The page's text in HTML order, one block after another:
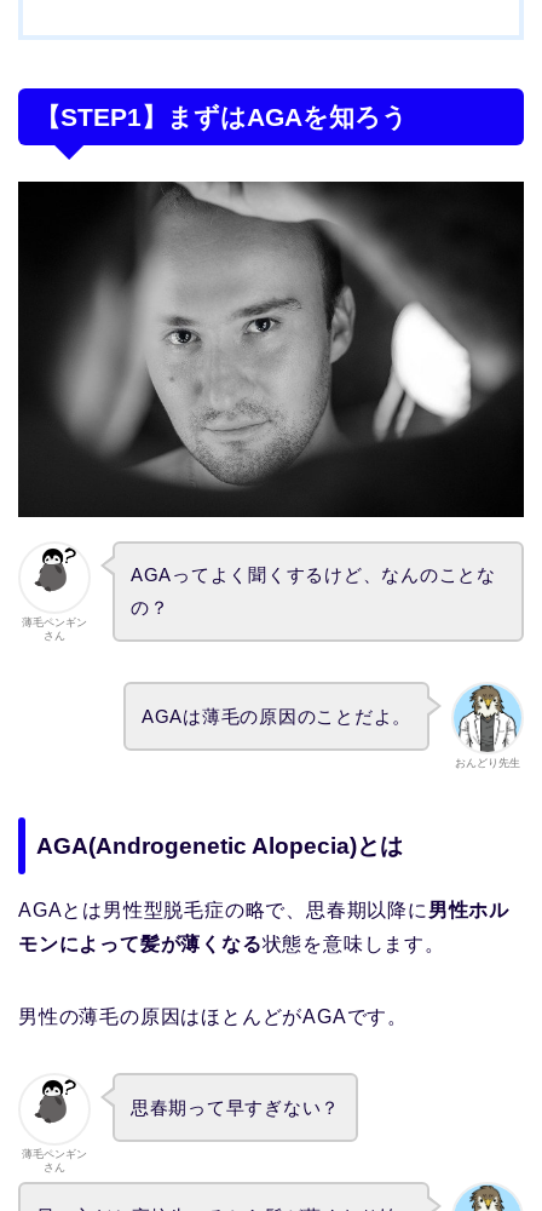
【STEP1】まずはAGAを知ろう
薄毛ペンギン
さん
AGAってよく聞くするけど、なんのことな
の？
おんどり先生
AGAは薄毛の原因のことだよ。
AGA(Androgenetic Alopecia)とは
AGAとは男性型脱毛症の略で、思春期以降に 男性ホル
モンによって髪が薄くなる状態を意味します。
男性の薄毛の原因はほとんどがAGAです。
薄毛ペンギン
さん
思春期って早すぎない？